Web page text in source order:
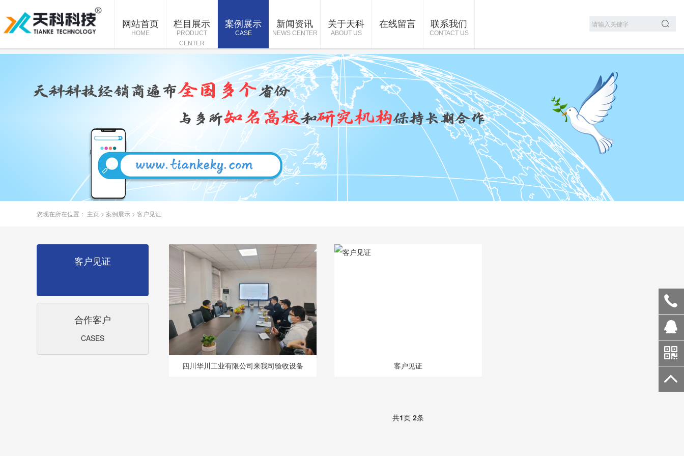
网站首页
HOME
栏目展示
PRODUCT
CENTER
案例展示
CASE
新闻资讯
NEWS CENTER
关于天科
ABOUT US
在线留言 联系我们
CONTACT US
您现在所在位置： 主页 > 案例展示 > 客户见证
客户见证
合作客户
CASES
四川华川工业有限公司来我司验收设备 客户见证
共1页 2条